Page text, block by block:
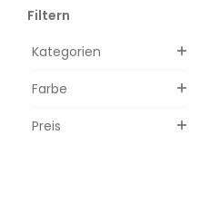
Filtern
Kategorien
Farbe
Preis